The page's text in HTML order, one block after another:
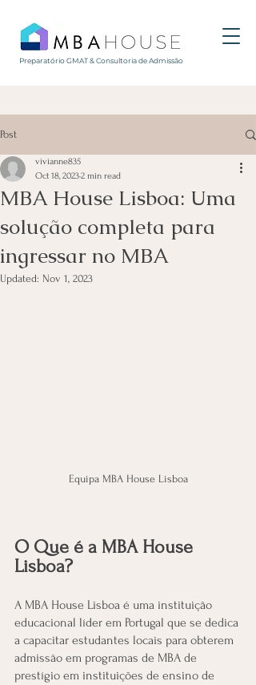
Preparatório GMAT & Consultoria de Admissão
Post
MBA House Lisboa: Uma
solução completa para
ingressar no MBA
vivianne835
Oct 18, 20232 min read
Updated: Nov 1, 2023
Equipa MBA House Lisboa
O Que é a MBA House
Lisboa?
A MBA House Lisboa é uma instituição
educacional líder em Portugal que se dedica
a capacitar estudantes locais para obterem
admissão em programas de MBA de
prestígio em instituições de ensino de